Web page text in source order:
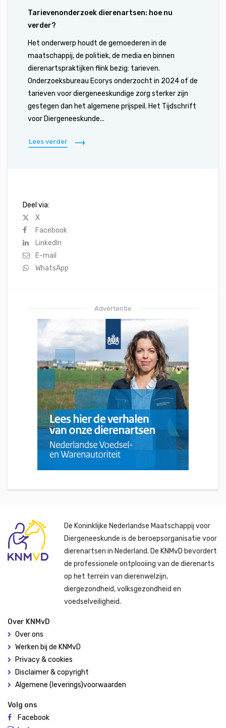
Tarievenonderzoek dierenartsen: hoe nu
verder?
Het onderwerp houdt de gemoederen in de
maatschappij, de politiek, de media en binnen
dierenartspraktijken flink bezig: tarieven.
Onderzoeksbureau Ecorys onderzocht in 2024 of de
tarieven voor diergeneeskundige zorg sterker zijn
gestegen dan het algemene prijspeil. Het Tijdschrift
voor Diergeneeskunde...
Lees verder
Deel via:
X
Facebook
LinkedIn
E-mail
WhatsApp
Advertentie
De Koninklijke Nederlandse Maatschappij voor
Diergeneeskunde is de beroepsorganisatie voor
dierenartsen in Nederland. De KNMvD bevordert
de professionele ontplooiing van de dierenarts
op het terrein van dierenwelzijn,
diergezondheid, volksgezondheid en
voedselveiligheid.
Over KNMvD
Over ons
Werken bij de KNMvD
Privacy & cookies
Disclaimer & copyright
Algemene (leverings)voorwaarden
Volg ons
Facebook